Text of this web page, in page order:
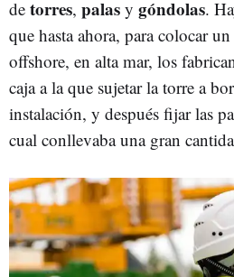
de torres, palas y góndolas.
que hasta ahora, para colocar
offshore, en alta mar, los
caja a la que sujetar la torre a
instalación, y después fijar las
cual conllevaba una gran